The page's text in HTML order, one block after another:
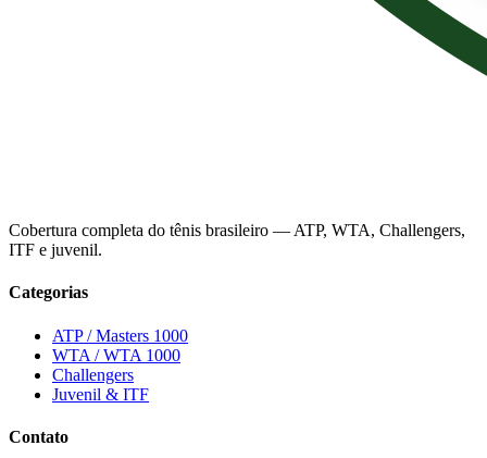
Cobertura completa do tênis brasileiro — ATP, WTA, Challengers,
ITF e juvenil.
Categorias
ATP / Masters 1000
WTA / WTA 1000
Challengers
Juvenil & ITF
Contato